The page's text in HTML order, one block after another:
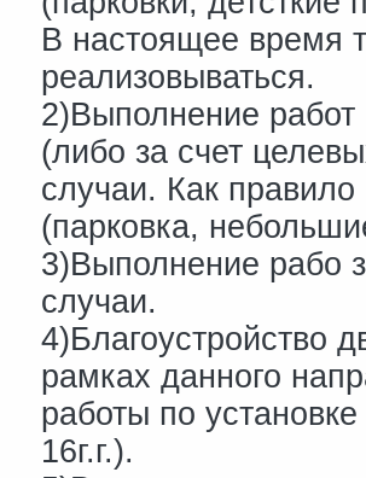
В настоящее время
реализовываться.
2)Выполнение работ
(либо за счет
случаи. Как
(парковка,
3)Выполнение рабо
случаи.
4)Благоустройство
рамках данного
работы по
16г.г.).